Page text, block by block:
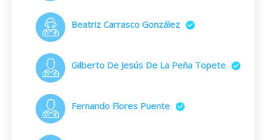
Beatriz Carrasco González
Gilberto De Jesús De La Peña Topete
Fernando Flores Puente